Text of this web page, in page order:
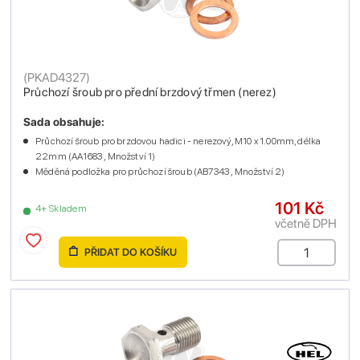
Průchozí šroub pro přední brzdový třmen (nerez)
(PKAD4327)
4+ Skladem
Sada obsahuje:
Průchozí šroub pro brzdovou hadici - nerezový, M10 x 1.00mm, délka
22mm (AA1683 , Množství 1)
Měděná podložka pro průchozí šroub (AB7343 , Množství 2)
101 Kč
včetně DPH
PŘIDAT DO KOŠÍKU